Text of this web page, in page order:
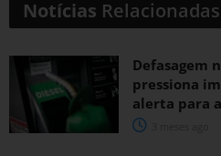
Notícias Relacionadas
Defasagem
pressiona
alerta para